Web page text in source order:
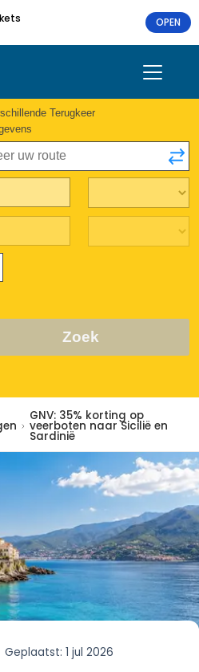
OPEN
Terugkeer
Zoek
GNV: 35% korting op
veerboten naar Sicilië en
Sardinië
Geplaatst: 1 jul 2026